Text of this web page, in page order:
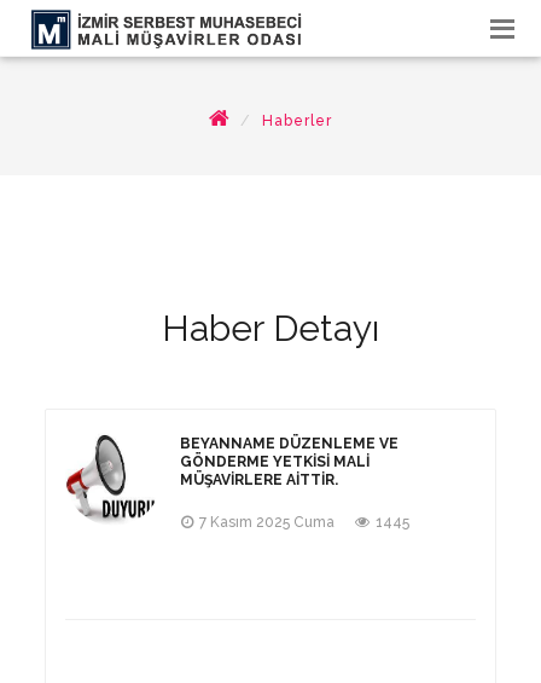
Haberler
Haber Detayı
BEYANNAME DÜZENLEME VE
GÖNDERME YETKISI MALI
MÜŞAVIRLERE AITTIR.
7 Kasım 2025 Cuma 1445